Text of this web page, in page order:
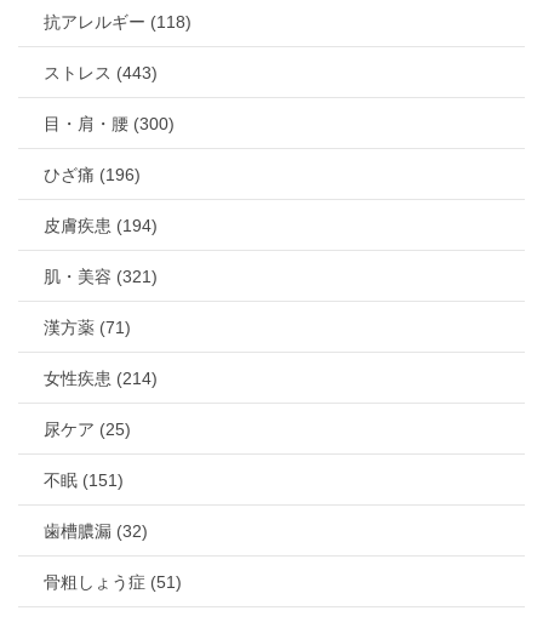
抗アレルギー (118)
ストレス (443)
目・肩・腰 (300)
ひざ痛 (196)
皮膚疾患 (194)
肌・美容 (321)
漢方薬 (71)
女性疾患 (214)
尿ケア (25)
不眠 (151)
歯槽膿漏 (32)
骨粗しょう症 (51)